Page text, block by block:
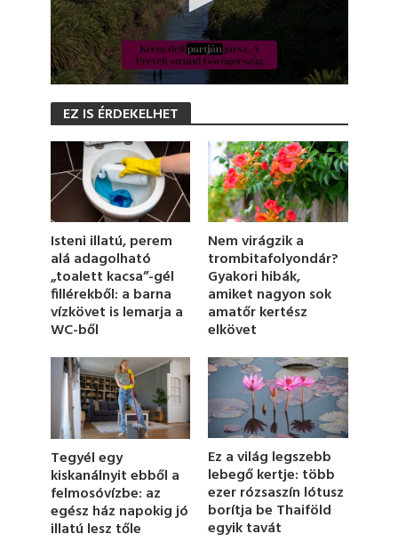
s
d
o
f
m
i
n
u
t
e
,
7
s
EZ IS ÉRDEKELHET
Isteni illatú, perem
alá adagolható
„toalett kacsa”-gél
fillérekből: a barna
vízkövet is lemarja a
WC-ből
Nem virágzik a
trombitafolyondár?
Gyakori hibák,
amiket nagyon sok
amatőr kertész
elkövet
Tegyél egy
kiskanálnyit ebből a
felmosóvízbe: az
egész ház napokig jó
illatú lesz tőle
Ez a világ legszebb
lebegő kertje: több
ezer rózsaszín lótusz
borítja be Thaiföld
egyik tavát